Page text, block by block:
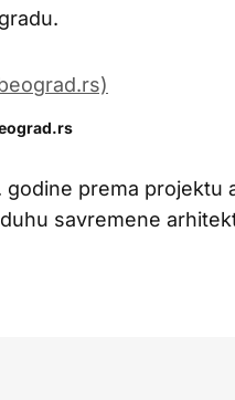
godine prema projektu
savremene